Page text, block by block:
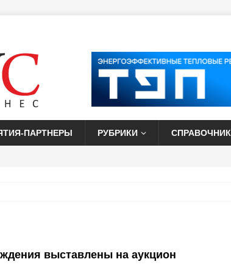
ПАРТНЕРЫ РУБРИКИ СПРАВОЧНИК
выставлены на аукцион